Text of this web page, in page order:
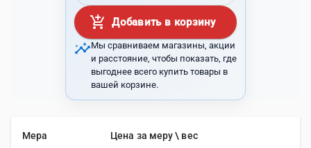
add_shopping_cart Добавить в корзину
insightsМы сравниваем магазины, акции
и расстояние, чтобы показать, где
выгоднее всего купить товары в
вашей корзине.
Мера Цена за меру \ вес